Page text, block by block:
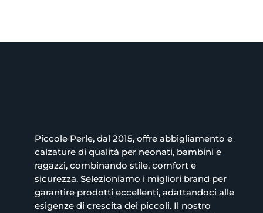
Piccole Perle, dal 2015, offre abbigliamento e
calzature di qualità per neonati, bambini e
ragazzi, combinando stile, comfort e
sicurezza. Selezioniamo i migliori brand per
garantire prodotti eccellenti, adattandoci alle
esigenze di crescita dei piccoli. Il nostro